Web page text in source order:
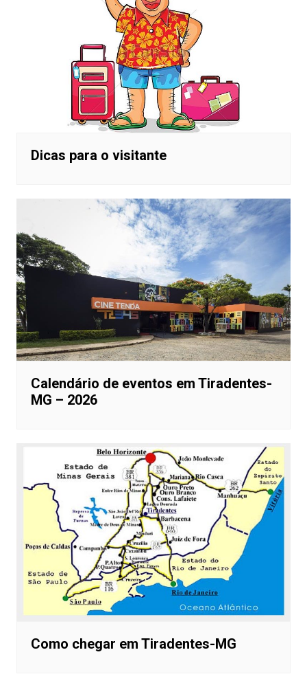
Dicas para o visitante
Calendário de eventos em Tiradentes-
MG – 2026
Como chegar em Tiradentes-MG